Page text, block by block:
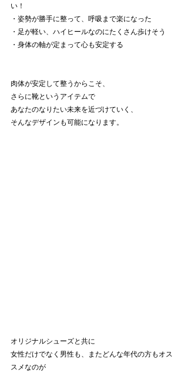
い！
・姿勢が勝手に整って、呼吸まで楽になった
・足が軽い、ハイヒールなのにたくさん歩けそう
・身体の軸が定まって心も安定する
肉体が安定して整うからこそ、
さらに靴というアイテムで
あなたのなりたい未来を近づけていく、
そんなデザインも可能になります。
オリジナルシューズと共に
女性だけでなく男性も、またどんな年代の方もオス
スメなのが